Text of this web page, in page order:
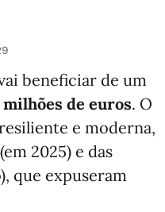
beneficiar de um
milhões de euros. O
e moderna,
2025) e das
que expuseram